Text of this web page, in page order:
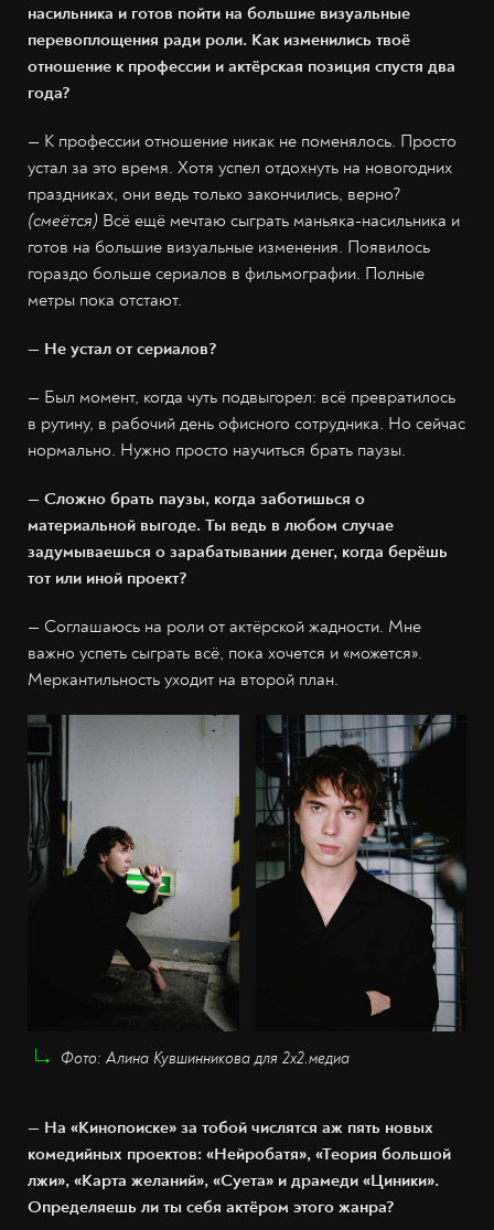
насильника и готов пойти на большие визуальные
перевоплощения ради роли. Как изменились твоё
отношение к профессии и актёрская позиция спустя два
года?
— К профессии отношение никак не поменялось. Просто
устал за это время. Хотя успел отдохнуть на новогодних
праздниках, они ведь только закончились, верно?
(смеётся) Всё ещё мечтаю сыграть маньяка-насильника и
готов на большие визуальные изменения. Появилось
гораздо больше сериалов в фильмографии. Полные
метры пока отстают.
— Не устал от сериалов?
— Был момент, когда чуть подвыгорел: всё превратилось
в рутину, в рабочий день офисного сотрудника. Но сейчас
нормально. Нужно просто научиться брать паузы.
— Сложно брать паузы, когда заботишься о
материальной выгоде. Ты ведь в любом случае
задумываешься о зарабатывании денег, когда берёшь
тот или иной проект?
— Соглашаюсь на роли от актёрской жадности. Мне
важно успеть сыграть всё, пока хочется и «можется».
Меркантильность уходит на второй план.
Фото: Алина Кувшинникова для 2х2.медиа
— На «Кинопоиске» за тобой числятся аж пять новых
комедийных проектов: «Нейробатя», «Теория большой
лжи», «Карта желаний», «Суета» и драмеди «Циники».
Определяешь ли ты себя актёром этого жанра?